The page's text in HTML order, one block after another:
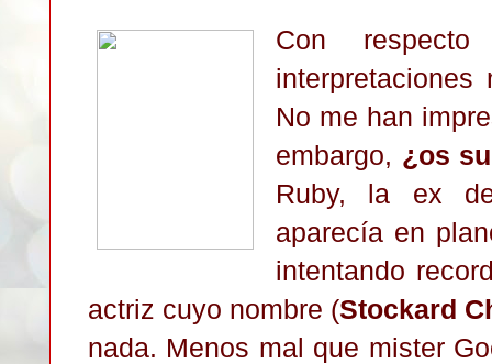
Con
No me han
embargo, ¿os
Ruby, la ex
aparecía en
intentando
actriz cuyo nombre (Stockard
nada. Menos mal que mister